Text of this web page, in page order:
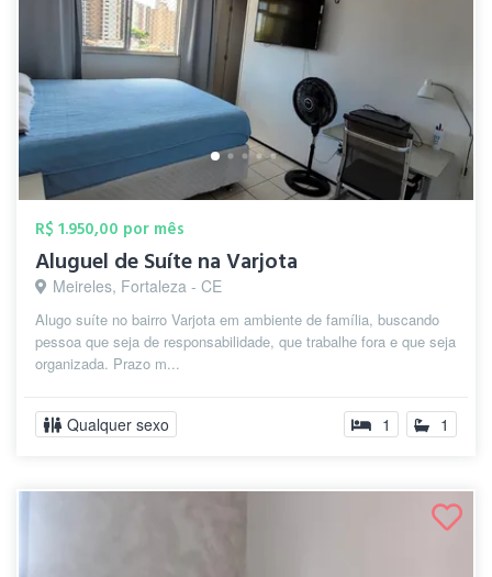
R$ 1.950,00 por mês
Aluguel de Suíte na Varjota
Meireles, Fortaleza - CE
Alugo suíte no bairro Varjota em ambiente de família, buscando
pessoa que seja de responsabilidade, que trabalhe fora e que seja
organizada. Prazo m...
Qualquer sexo 1 1